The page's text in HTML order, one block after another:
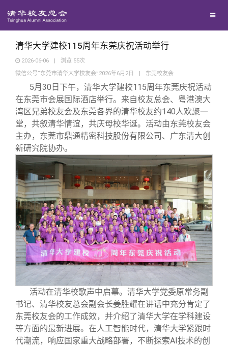
地区联络
年级联络
院系校友工作
专业委员会
兴趣群体
西南联大校友会
回馈母校
捐赠项目
捐赠新闻
捐赠纪事
捐赠方法
义工计划
媒体平台
《清华校友通讯》
《水木清华》
我要订阅
新媒体平台
百年清华
清华人物
清华故事
青春风采
校友文苑
校友讲坛
校友视界
校友服务
终身学习
信息化服务
三创大赛
实用信息
校友总会
总会简介
会长致辞
总会章程
理事会名单
制度法规
关闭
清华大学建校115周年东莞庆祝活动举行
2026-06-06 | 浏览 55次
微信公号“东莞市清华大学校友会”2026年6月2日
| 东莞校友会
5月30日下午，清华大学建校115周年东莞庆祝活动
在东莞市会展国际酒店举行。来自校友总会、粤港澳大
湾区兄弟校友会及东莞各界的清华校友约140人欢聚一
堂，共叙清华情谊，共庆母校华诞。活动由东莞校友会
主办，东莞市鼎通精密科技股份有限公司、广东清大创
新研究院协办。
活动在清华校歌声中启幕。清华大学党委原常务副
书记、清华校友总会副会长姜胜耀在讲话中充分肯定了
东莞校友会的工作成效，并介绍了清华大学在学科建设
等方面的最新进展。在人工智能时代，清华大学紧跟时
代潮流，响应国家重大战略部署，不断探索AI技术的创